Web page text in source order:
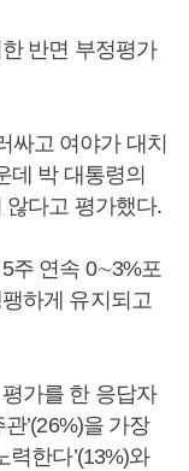
반면 부정평가
싸고 여야가 대치
데 박 대통령의
않다고 평가했다.
주 연속 0∼3%포
하게 유지되고
가를 한 응답자
’(26%)을 가장
력한다’(13%)와